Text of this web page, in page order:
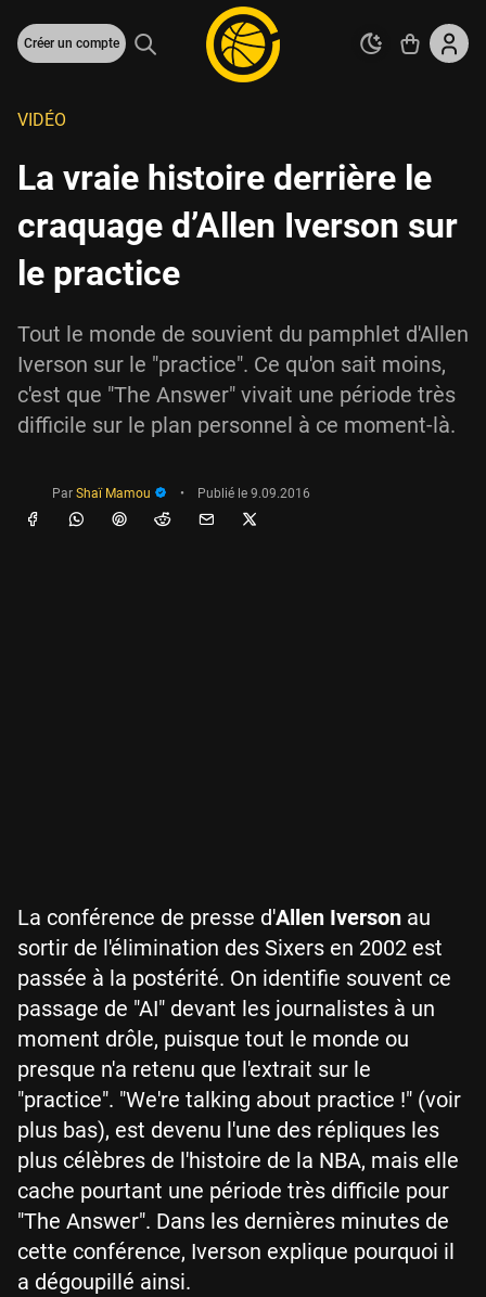
Créer un compte
VIDÉO
La vraie histoire derrière le
craquage d’Allen Iverson sur
le practice
Tout le monde de souvient du pamphlet d'Allen
Iverson sur le "practice". Ce qu'on sait moins,
c'est que "The Answer" vivait une période très
difficile sur le plan personnel à ce moment-là.
Par Shaï Mamou • Publié le 9.09.2016
La conférence de presse d'Allen Iverson au
sortir de l'élimination des Sixers en 2002 est
passée à la postérité. On identifie souvent ce
passage de "AI" devant les journalistes à un
moment drôle, puisque tout le monde ou
presque n'a retenu que l'extrait sur le
"practice". "We're talking about practice !" (voir
plus bas), est devenu l'une des répliques les
plus célèbres de l'histoire de la NBA, mais elle
cache pourtant une période très difficile pour
"The Answer". Dans les dernières minutes de
cette conférence, Iverson explique pourquoi il
a dégoupillé ainsi.